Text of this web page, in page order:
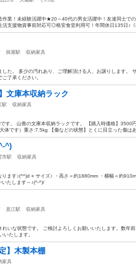
作業！未経験活躍中★20～40代の男女活躍中！友達同士で
活支援物資事前対応可◎格安食堂利用可！年間休日135日♪《
揖屋駅
収納家具
した。 多少の汚れあり、ご理解頂ける人、お譲りします
了承ください。
文庫本収納ラック
駅
収納家具
す。 山善の文庫本収納ラックです。 【購入時価格】3500
です）重さ:7.5kg 【傷などの状態】とくに目立った傷はあ
^)
市駅
収納家具
ります♪(^^)d ○ サイズ♪ ・高さ＝約1880mm ・横幅＝約
たします～♪(^-^)/
直江駅
収納家具
れいな状態です。 ご検討よろしくお願いいたします。数年
いたします。
】木製本棚
家具